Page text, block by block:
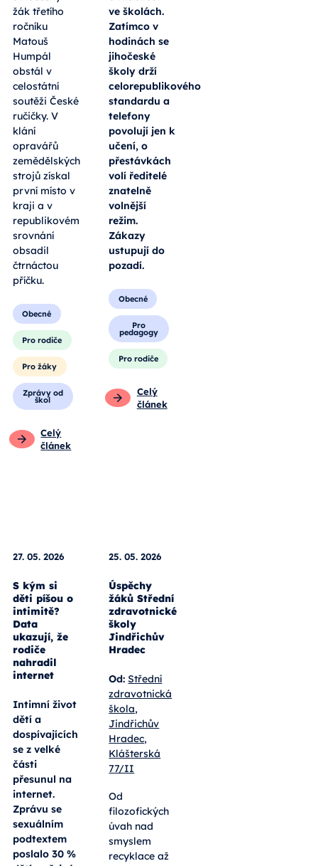
škola,
Vimperk,
Nerudova
267
Jihočeský
žák třetího
ročníku
Matouš
Humpál
obstál v
celostátní
soutěži České
ručičky. V
klání
opravářů
zemědělských
strojů získal
první místo v
kraji a v
srovnání
obsadil
čtrnáctou
příčku.
Obecné
Pro žáky
ministerstva
školství
přineslo
přesná data
o mobilech
ve školách.
Zatímco v
hodinách se
jihočeské
školy drží
celorepublikového
standardu a
telefony
povolují jen k
učení, o
přestávkách
volí ředitelé
znatelně
režim.
Zákazy
ustupují do
pozadí.
Pro
pedagogy
27. 05. 2026
S kým si
děti píšou o
Data
ukazují, že
rodiče
nahradil
internet
Intimní život
dětí a
dospívajících
se z velké
části
přesunul na
25. 05. 2026
žáků Střední
zdravotnické
školy
Jindřichův
Hradec
Od: Střední
zdravotnická
Jindřichův
Hradec,
Klášterská
77/II